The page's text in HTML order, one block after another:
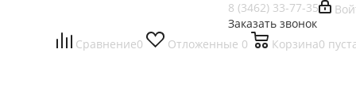
8 (3462) 33-77-35
Заказать звонок
Сравнение0 Отложенные 0 Корзина0